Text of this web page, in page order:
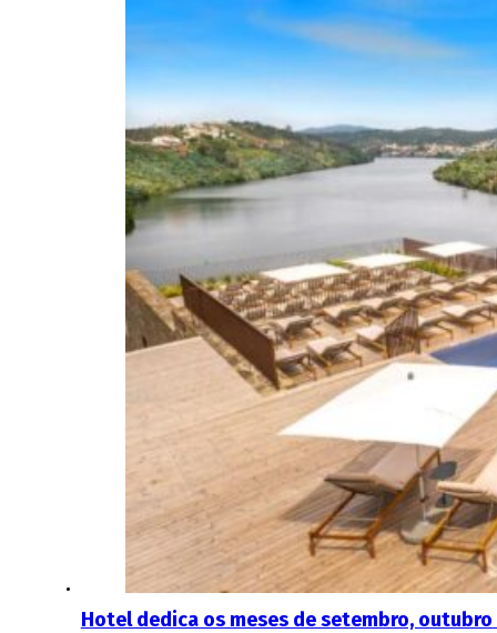
Hotel dedica os meses de setembro,